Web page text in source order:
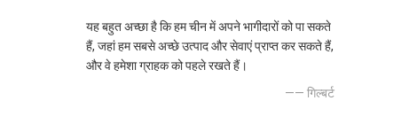
यह बहुत अच्छा है कि हम चीन में अपने भागीदारों को पा सकते
हैं, जहां हम सबसे अच्छे उत्पाद और सेवाएं प्राप्त कर सकते हैं,
और वे हमेशा ग्राहक को पहले रखते हैं।
—— गिल्बर्ट